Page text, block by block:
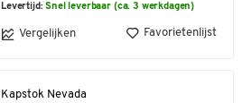
Levertijd:Snel leverbaar (ca. 3 werkdagen)
Vergelijken Favorietenlijst
Kapstok Nevada